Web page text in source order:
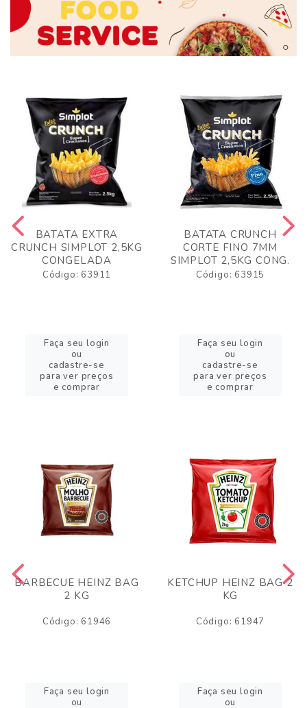
BATATA EXTRA
CRUNCH SIMPLOT 2,5KG
CONGELADA
Código: 63911
Faça seu login
ou
cadastre-se
para ver preços
e comprar
BATATA CRUNCH
CORTE FINO 7MM
SIMPLOT 2,5KG CONG.
Código: 63915
Faça seu login
ou
cadastre-se
para ver preços
e comprar
BARBECUE HEINZ BAG
2 KG
Código: 61946
Faça seu login
ou
KETCHUP HEINZ BAG 2
KG
Código: 61947
Faça seu login
ou